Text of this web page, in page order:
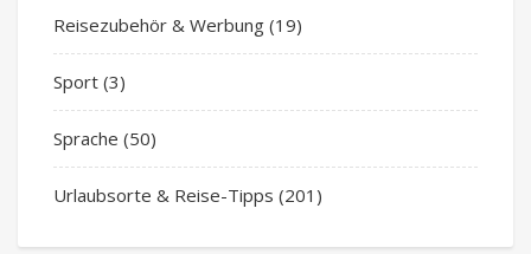
Reisezubehör & Werbung (19)
Sport (3)
Sprache (50)
Urlaubsorte & Reise-Tipps (201)